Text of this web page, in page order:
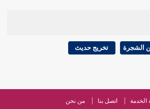
الشجرة تخريج حديث
الخدمة اتصل بنا من نحن